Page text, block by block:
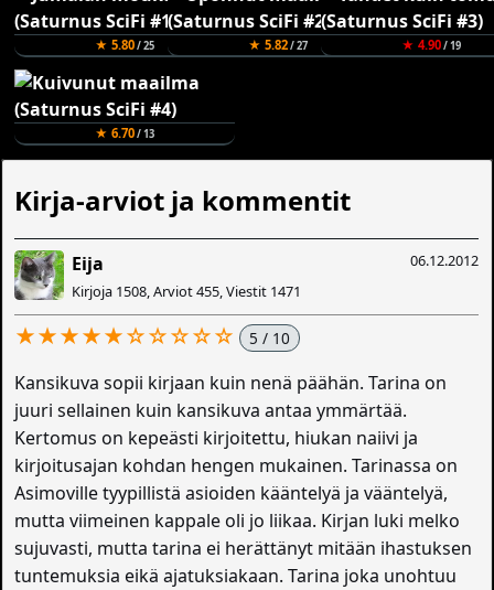
★ 5.80/ 25 ★ 5.82/ 27 ★ 4.90/ 19
★ 6.70/ 13
Kirja-arviot ja kommentit
06.12.2012
Eija
Kirjoja 1508, Arviot 455, Viestit 1471
★★★★★☆☆☆☆☆ 5 / 10
Kansikuva sopii kirjaan kuin nenä päähän. Tarina on
juuri sellainen kuin kansikuva antaa ymmärtää.
Kertomus on kepeästi kirjoitettu, hiukan naiivi ja
kirjoitusajan kohdan hengen mukainen. Tarinassa on
Asimoville tyypillistä asioiden kääntelyä ja vääntelyä,
mutta viimeinen kappale oli jo liikaa. Kirjan luki melko
sujuvasti, mutta tarina ei herättänyt mitään ihastuksen
tuntemuksia eikä ajatuksiakaan. Tarina joka unohtuu